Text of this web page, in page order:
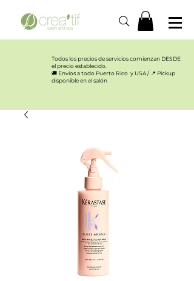
Todos los precios de servicios comienzan DESDE
el precio establecido.​
🚚 Envíos a todo Puerto Rico y USA / 📍 Pickup
disponible en el salón